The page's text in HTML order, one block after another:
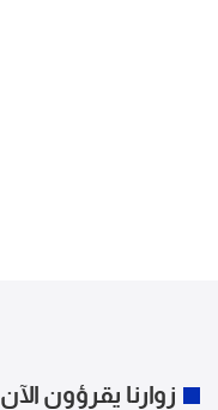
زوارنا يقرؤون الآن